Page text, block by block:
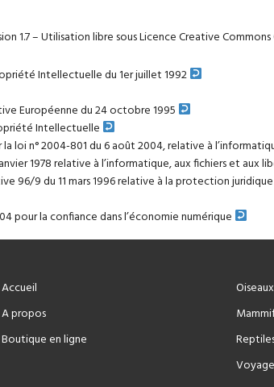
1.7– Utilisation libre sousLicence Creative
Intellectuelle du 1er juillet 1992
Européenne du 24 octobre 1995
Intellectuelle
la loi n° 2004-801 du 6 août 2004, relative à
1978 relative à l’informatique, aux fichiers et aux
96/9 du 11 mars 1996 relative à la protection
pour la confiance dans l’économie numérique
Accueil
A propos
Boutique en ligne
Oiseaux
Voyage